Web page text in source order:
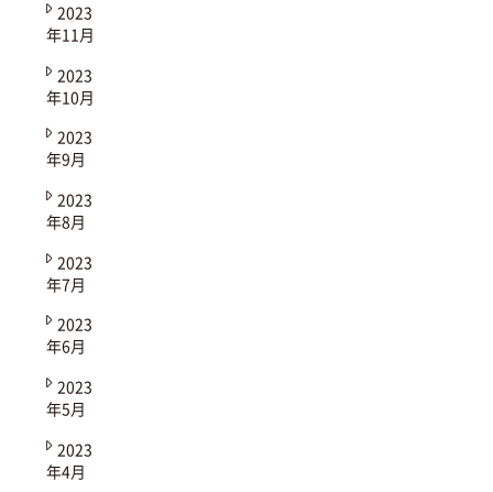
2023
年11月
2023
年10月
2023
年9月
2023
年8月
2023
年7月
2023
年6月
2023
年5月
2023
年4月